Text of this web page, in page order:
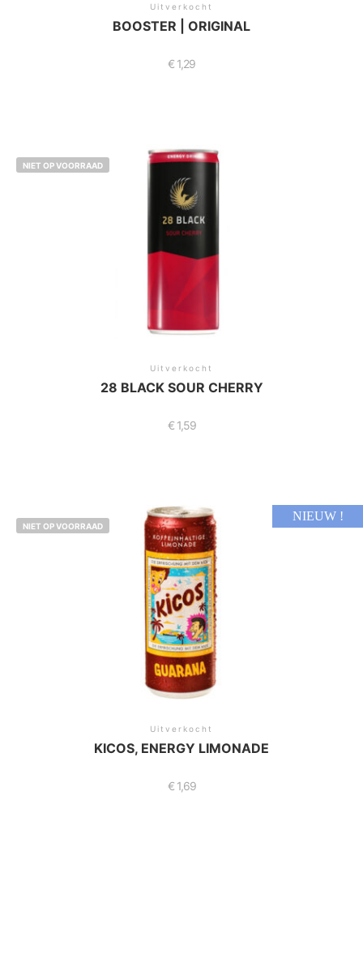
Uitverkocht
BOOSTER | ORIGINAL
€ 1,29
NIET OP VOORRAAD
Uitverkocht
28 BLACK SOUR CHERRY
€1,59
NIEUW !
NIET OP VOORRAAD
Uitverkocht
KICOS, ENERGY LIMONADE
€1,69